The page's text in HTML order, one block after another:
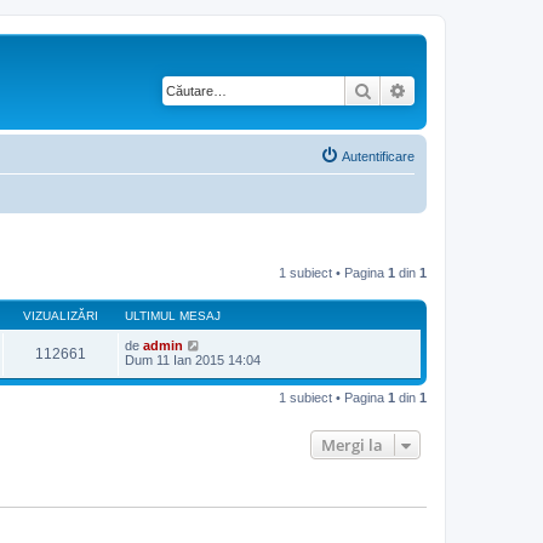
Căutare
Autentificare
1 subiect • Pagina 1 din 1
VIZUALIZĂRI ULTIMUL MESAJ
112661 de admin
Dum 11 Ian 2015 14:04
1 subiect • Pagina 1 din 1
Mergi la